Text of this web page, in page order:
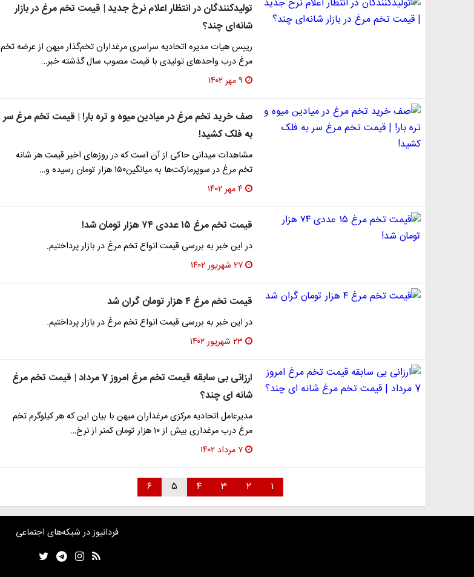
تولیدکنندگان در انتظار اعلام نرخ جدید | قیمت تخم مرغ در بازار
شانه‌ای چند؟
رییس هیات مدیره اتحادیه سراسری مرغداران تخم‌گذار میهن از عرضه تخم
مرغ درب واحدهای تولیدی با قیمت مصوب سال گذشته خبر…
۹ مهر ۱۴۰۲
صف خرید تخم مرغ در میادین میوه و تره بار! | قیمت تخم مرغ سر
به فلک کشید!
مشاهدات میدانی حاکی از آن است که در روزهای اخیر قیمت هر شانه
تخم مرغ در سوپرمارکت‌ها به میانگین۱۵۰ هزار تومان رسیده و…
۴ مهر ۱۴۰۲
قیمت تخم مرغ ۱۵ عددی ۷۴ هزار تومان شد!
در این خبر به بررسی قیمت انواع تخم مرغ در بازار پرداختیم.
۲۷ شهریور ۱۴۰۲
قیمت تخم مرغ ۴ هزار تومان گران شد
در این خبر به بررسی قیمت انواع تخم مرغ در بازار پرداختیم.
۲۳ شهریور ۱۴۰۲
ارزانی بی سابقه قیمت تخم مرغ امروز 7 مرداد | قیمت تخم مرغ
شانه ای چند؟
مدیرعامل اتحادیه مرکزی مرغداران میهن با بیان این که هر‌ کیلوگرم تخم
مرغ درب مرغداری بیش از ۱۰ هزار تومان کمتر از نرخ…
۷ مرداد ۱۴۰۲
۱ ۲ ۳ ۴ ۵ ۶
فردانیوز در شبکه‌های اجتماعی